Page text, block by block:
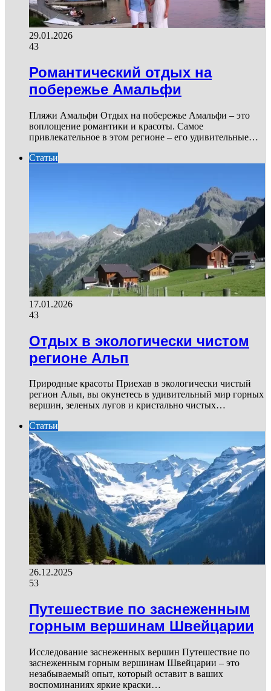
29.01.2026
43
Романтический отдых на
побережье Амальфи
Пляжи Амальфи Отдых на побережье Амальфи – это
воплощение романтики и красоты. Самое
привлекательное в этом регионе – его удивительные…
Статьи
17.01.2026
43
Отдых в экологически чистом
регионе Альп
Природные красоты Приехав в экологически чистый
регион Альп, вы окунетесь в удивительный мир горных
вершин, зеленых лугов и кристально чистых…
Статьи
26.12.2025
53
Путешествие по заснеженным
горным вершинам Швейцарии
Исследование заснеженных вершин Путешествие по
заснеженным горным вершинам Швейцарии – это
незабываемый опыт, который оставит в ваших
воспоминаниях яркие краски…